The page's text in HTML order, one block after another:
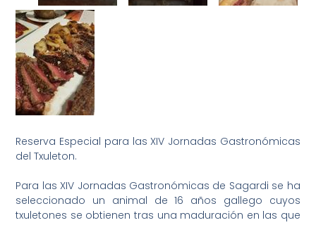
Reserva Especial para las XIV Jornadas Gastronómicas
del Txuleton.
Para las XIV Jornadas Gastronómicas de Sagardi se ha
seleccionado un animal de 16 años gallego cuyos
txuletones se obtienen tras una maduración en las que